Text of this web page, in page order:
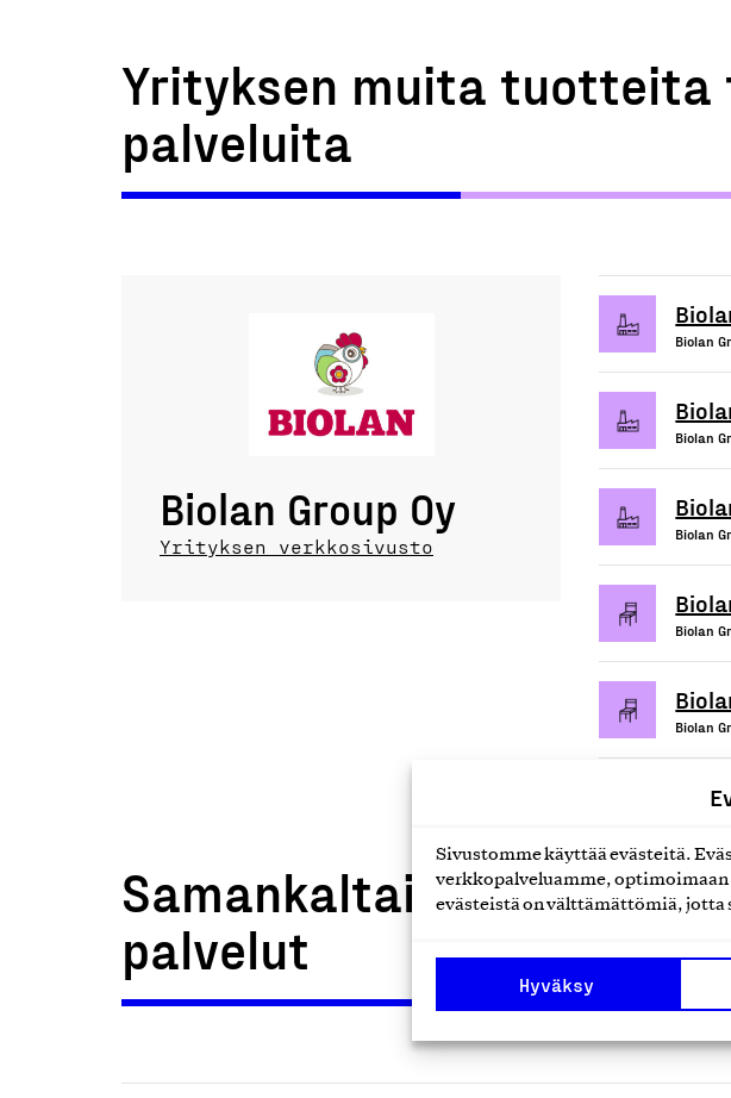
Sivustomme käyttää evästeitä.
verkkopalveluamme, optimoimaan
evästeistä on välttämättömiä,
Hyväksy
Yrityksen muita tuotteita
palveluita
Biolan Group Oy
Yrityksen verkkosivusto
Biolan
Biolan
Biolan
Biolan
Biolan
Samankaltaiset tuotteet
palvelut